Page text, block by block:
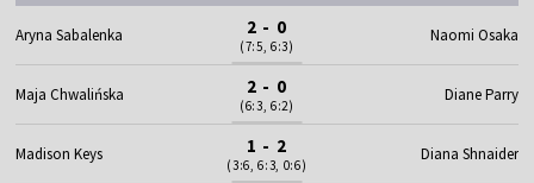
Aryna Sabalenka 2 - 0
(7:5, 6:3)
Naomi Osaka
Maja Chwalińska 2 - 0
(6:3, 6:2)
Diane Parry
Madison Keys 1 - 2
(3:6, 6:3, 0:6)
Diana Shnaider